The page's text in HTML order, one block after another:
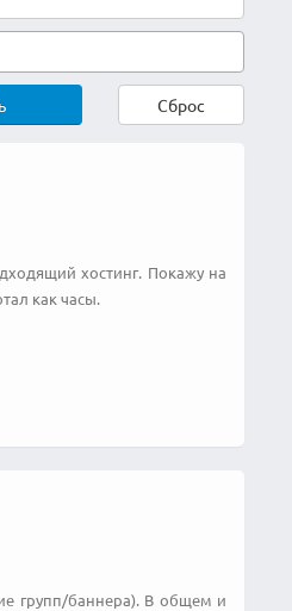
Сброс
хостинг. Покажу на
как часы.
групп/баннера). В общем и